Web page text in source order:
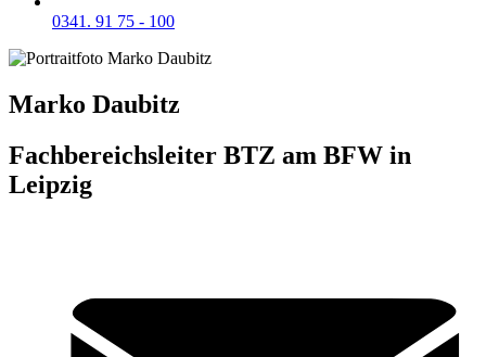
0341. 91 75 - 100
Marko Daubitz
Fachbereichsleiter BTZ am BFW in
Leipzig